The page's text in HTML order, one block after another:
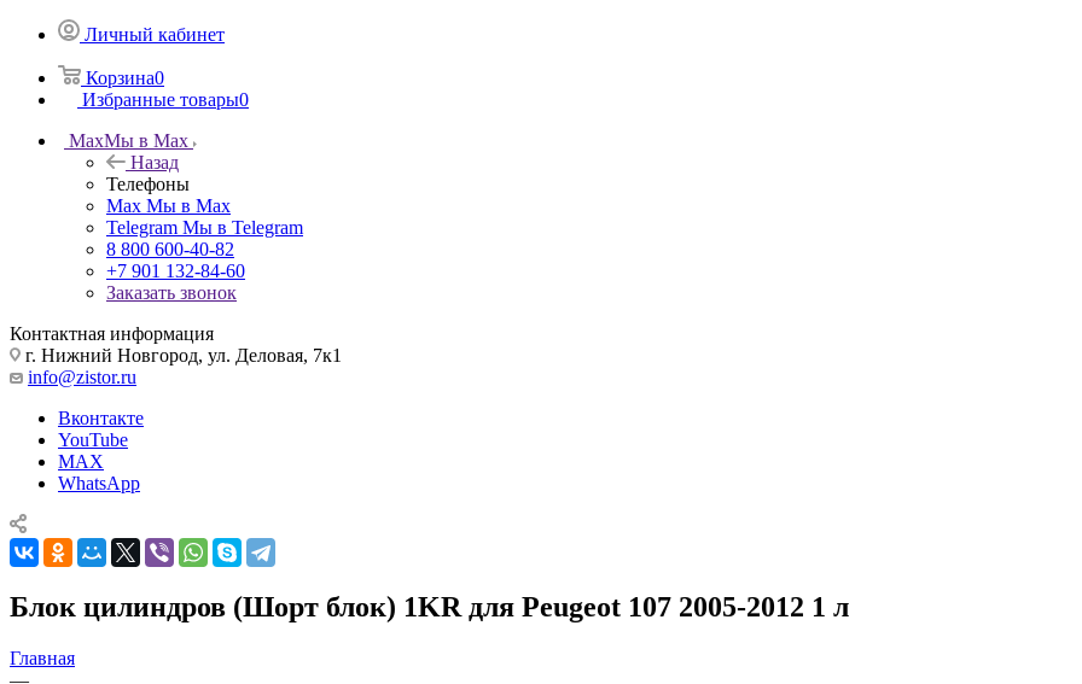
Личный кабинет
Корзина0
Избранные товары0
MaxМы в Max
Назад
Телефоны
Max Мы в Max
Telegram Мы в Telegram
8 800 600-40-82
+7 901 132-84-60
Заказать звонок
Контактная информация
г. Нижний Новгород, ул. Деловая, 7к1
info@zistor.ru
Вконтакте
YouTube
MAX
WhatsApp
Блок цилиндров (Шорт блок) 1KR для Peugeot 107 2005-2012 1 л
Главная
—